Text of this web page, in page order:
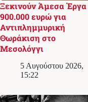
Ξεκινούν Άμεσα Έργα
900.000 ευρώ για
Αντιπλημμυρική
Θωράκιση στο
Μεσολόγγι
5 Αυγούστου 2026,
15:22